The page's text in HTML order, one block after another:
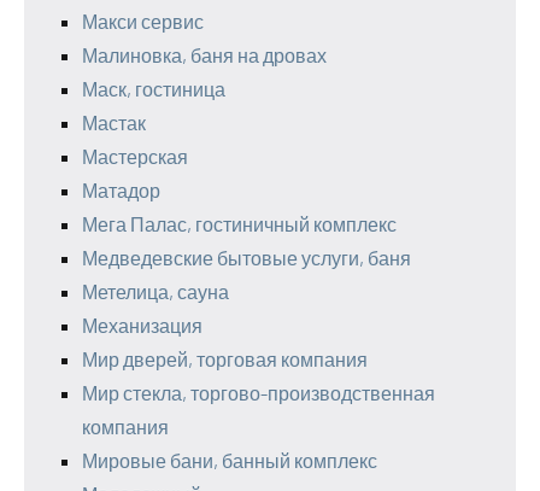
Макси сервис
Малиновка, баня на дровах
Маск, гостиница
Мастак
Мастерская
Матадор
Мега Палас, гостиничный комплекс
Медведевские бытовые услуги, баня
Метелица, сауна
Механизация
Мир дверей, торговая компания
Мир стекла, торгово-производственная
компания
Мировые бани, банный комплекс